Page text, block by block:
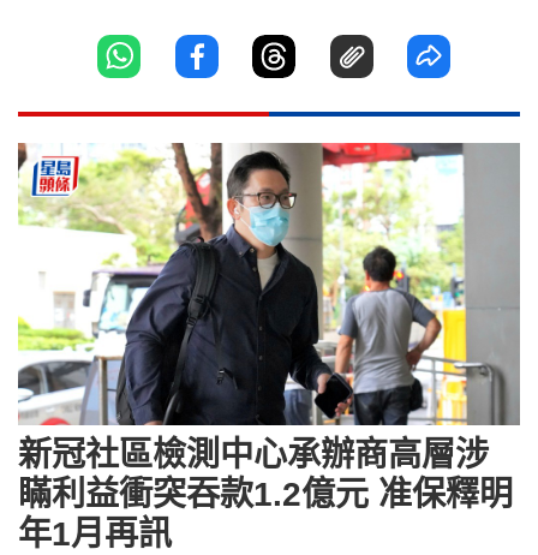
新冠社區檢測中心承辦商高層涉
瞞利益衝突吞款1.2億元 准保釋明
年1月再訊